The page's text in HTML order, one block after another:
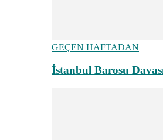
GEÇEN HAFTADAN
İstanbul Barosu